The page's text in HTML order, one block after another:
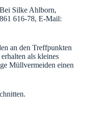
Silke Ahlborn,
616-78, E-Mail:
an den Treffpunkten
als kleines
Müllvermeiden einen